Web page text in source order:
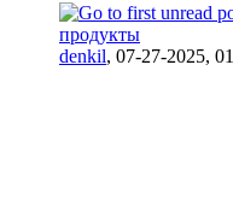
продукты
denkil, 07-27-2025,